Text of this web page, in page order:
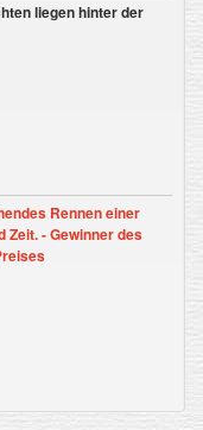
liegen hinter der
Rennen einer
Zeit. - Gewinner des